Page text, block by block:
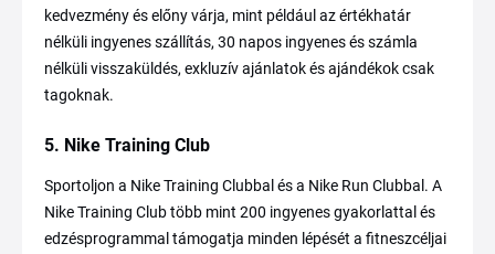
kedvezmény és előny várja, mint például az értékhatár
nélküli ingyenes szállítás, 30 napos ingyenes és számla
nélküli visszaküldés, exkluzív ajánlatok és ajándékok csak
tagoknak.
5. Nike Training Club
Sportoljon a Nike Training Clubbal és a Nike Run Clubbal. A
Nike Training Club több mint 200 ingyenes gyakorlattal és
edzésprogrammal támogatja minden lépését a fitneszcéljai